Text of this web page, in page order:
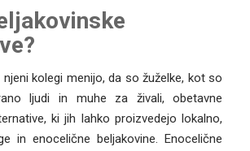
kolegi menijo, da so žuželke, kot so
ljudi in muhe za živali, obetavne
ki jih lahko proizvedejo lokalno,
in enocelične beljakovine. Enocelične